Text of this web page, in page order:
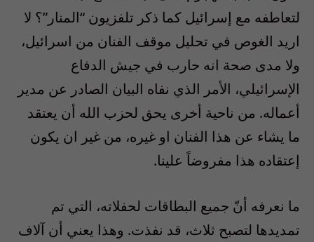
لتعاطفه مع إسرائيل كما ذكر تلفزيون “المنار”؟ لا
اريد الغوص في تحليل موقف الفنان من اسرائيل،
ولا مدى صحة انه حارب في جيش الدفاع
الإسرائيلي، الأمر الذي نفاه البيان الصادر عن مدير
أعماله. من ناحية أخرى يحق لحزب الله أن يعتقد
ما يشاء عن هذا الفنان او غيره، من غير ان يكون
إعتقاده هذا مفروضاً علينا.
ما نعرفه أنّ جميع البطاقات لحفلاته، التي تم
تمديدها لتصبح ثلاث، قد نفذت. وهذا يعني أن آلاف